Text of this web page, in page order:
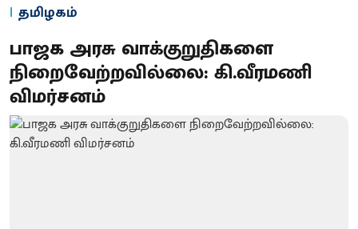
தமிழகம்
பாஜக அரசு வாக்குறுதிகளை
நிறைவேற்றவில்லை: கி.வீரமணி
விமர்சனம்